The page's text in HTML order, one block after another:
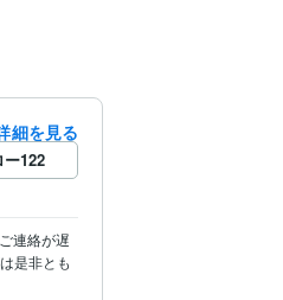
細を見る
ー122
連絡が遅
是非とも